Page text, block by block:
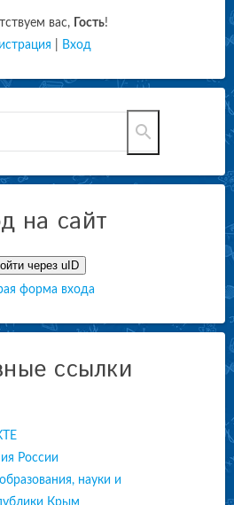
вас, Гость!
Вход
на сайт
через uID
форма входа
ссылки
России
науки и
Крым